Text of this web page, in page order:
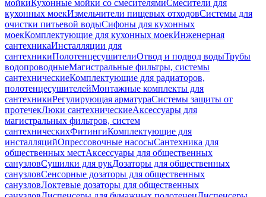
мойкиКухонные мойки со смесителямиСмесители для
кухонных моекИзмельчители пищевых отходовСистемы для
очистки питьевой водыСифоны для кухонных
моекКомплектующие для кухонных моекИнженерная
сантехникаИнсталляции для
сантехникиПолотенцесушителиОтвод и подвод водыТрубы
водопроводныеМагистральные фильтры, системы
сантехническиеКомплектующие для радиаторов,
полотенцесушителейМонтажные комплекты для
сантехникиРегулирующая арматураСистемы защиты от
протечекЛюки сантехническиеАксессуары для
магистральных фильтров, систем
сантехническихФитингиКомплектующие для
инсталляцийОпрессовочные насосыСантехника для
общественных местАксессуары для общественных
санузловСушилки для рукДозаторы для общественных
санузловСенсорные дозаторы для общественных
санузловЛоктевые дозаторы для общественных